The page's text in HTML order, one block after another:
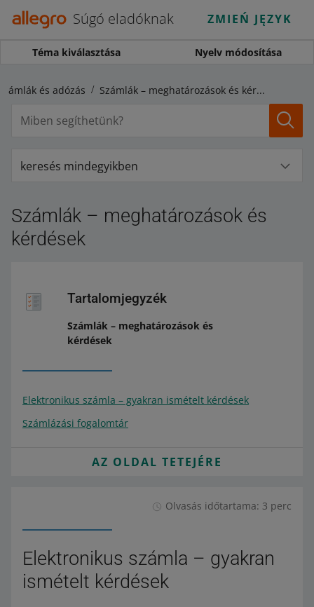
Súgó eladóknak ZMIEŃ JĘZYK
Téma kiválasztása Nyelv módosítása
és adózás Számlák – meghatározások és kérdések
keresés mindegyikben
Számlák – meghatározások és
kérdések
Tartalomjegyzék
Számlák – meghatározások és
kérdések
Elektronikus számla – gyakran ismételt kérdések
Számlázási fogalomtár
AZ OLDAL TETEJÉRE
Olvasás időtartama: 3 perc
Elektronikus számla – gyakran
ismételt kérdések